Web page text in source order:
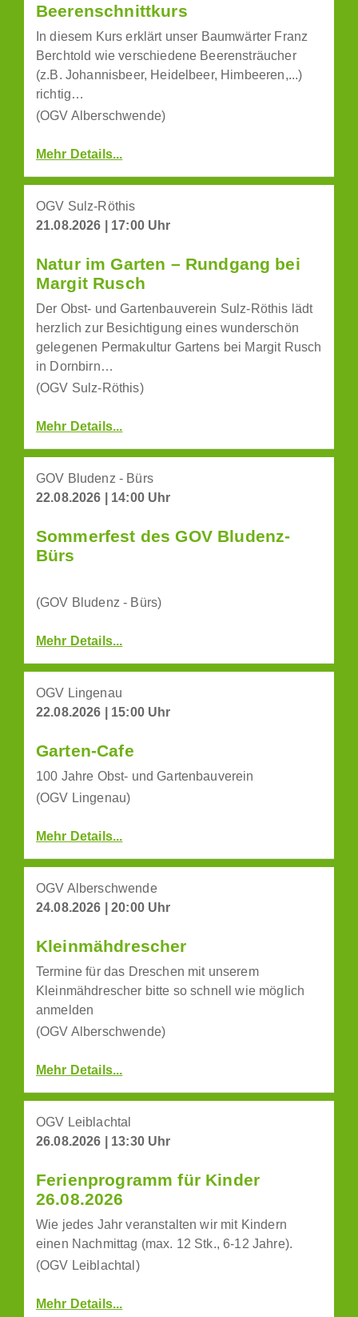
Beerenschnittkurs
In diesem Kurs erklärt unser Baumwärter Franz
Berchtold wie verschiedene Beerensträucher
(z.B. Johannisbeer, Heidelbeer, Himbeeren,...)
richtig…
(OGV Alberschwende)
Mehr Details...
OGV Sulz-Röthis
21.08.2026 | 17:00 Uhr
Natur im Garten – Rundgang bei
Margit Rusch
Der Obst- und Gartenbauverein Sulz-Röthis lädt
herzlich zur Besichtigung eines wunderschön
gelegenen Permakultur Gartens bei Margit Rusch
in Dornbirn…
(OGV Sulz-Röthis)
Mehr Details...
GOV Bludenz - Bürs
22.08.2026 | 14:00 Uhr
Sommerfest des GOV Bludenz-
Bürs
(GOV Bludenz - Bürs)
Mehr Details...
OGV Lingenau
22.08.2026 | 15:00 Uhr
Garten-Cafe
100 Jahre Obst- und Gartenbauverein
(OGV Lingenau)
Mehr Details...
OGV Alberschwende
24.08.2026 | 20:00 Uhr
Kleinmähdrescher
Termine für das Dreschen mit unserem
Kleinmähdrescher bitte so schnell wie möglich
anmelden
(OGV Alberschwende)
Mehr Details...
OGV Leiblachtal
26.08.2026 | 13:30 Uhr
Ferienprogramm für Kinder
26.08.2026
Wie jedes Jahr veranstalten wir mit Kindern
einen Nachmittag (max. 12 Stk., 6-12 Jahre).
(OGV Leiblachtal)
Mehr Details...